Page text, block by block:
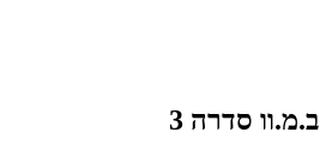
ב.מ.וו סדרה 3